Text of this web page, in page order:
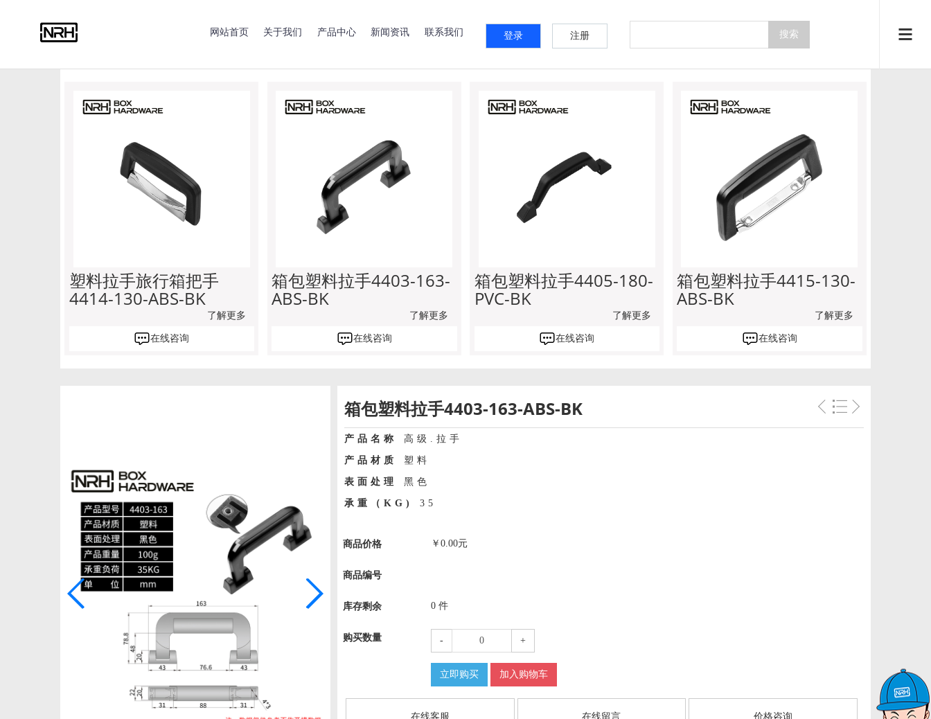
网站首页 关于我们 产品中心 新闻资讯 联系我们 登录 注册
合页系列 标签牌系列
脚垫系列 限位钢丝绳 脚轮系列 船用零部件
主页 产品中心 拉手系列
箱包塑料拉手
塑料拉手旅行箱把手
4414-130-ABS-BK
了解更多
在线咨询
箱包塑料拉手4403-163-
ABS-BK
了解更多
在线咨询
箱包塑料拉手4405-180-
PVC-BK
了解更多
在线咨询
箱包塑料拉手4415-130-
ABS-BK
了解更多
在线咨询
箱包塑料拉手4403-163-ABS-BK
产品名称 高级.拉手
产品材质 塑料
表面处理 黑色
承重（KG) 35
商品价格 ￥ 0.00元
商品编号
库存剩余 0 件
购买数量 - +
立即购买 加入购物车
在线客服 在线留言 价格咨询